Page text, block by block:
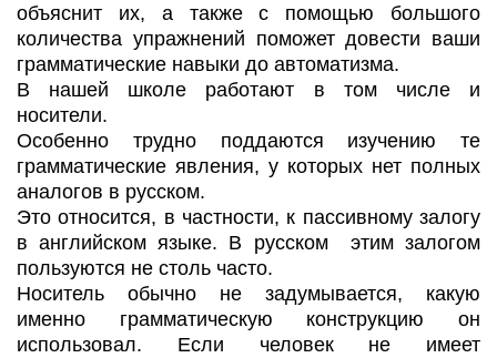
объяснит их, а также с помощью большого
количества упражнений поможет довести ваши
грамматические навыки до автоматизма.
В нашей школе работают в том числе и
носители.
Особенно трудно поддаются изучению те
грамматические явления, у которых нет полных
аналогов в русском.
Это относится, в частности, к пассивному залогу
в английском языке. В русском этим залогом
пользуются не столь часто.
Носитель обычно не задумывается, какую
именно грамматическую конструкцию он
использовал. Если человек не имеет